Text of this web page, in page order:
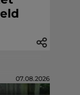
07.08.2026